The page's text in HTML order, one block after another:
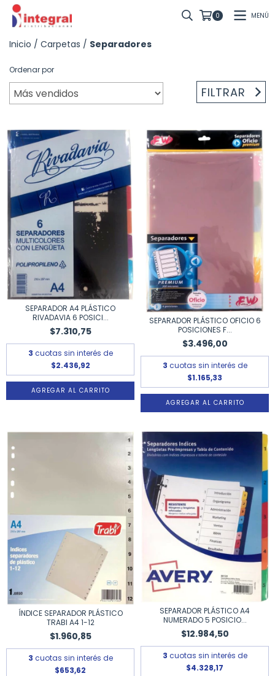
0 MENÚ
Inicio / Carpetas / Separadores
Ordenar por
FILTRAR
SEPARADOR A4 PLÁSTICO
RIVADAVIA 6 POSICI...
$7.310,75
3 cuotas sin interés de
$2.436,92
SEPARADOR PLÁSTICO OFICIO 6
POSICIONES F...
$3.496,00
3 cuotas sin interés de
$1.165,33
ÍNDICE SEPARADOR PLÁSTICO
TRABI A4 1-12
$1.960,85
3 cuotas sin interés de
$653,62
SEPARADOR PLÁSTICO A4
NUMERADO 5 POSICIO...
$12.984,50
3 cuotas sin interés de
$4.328,17